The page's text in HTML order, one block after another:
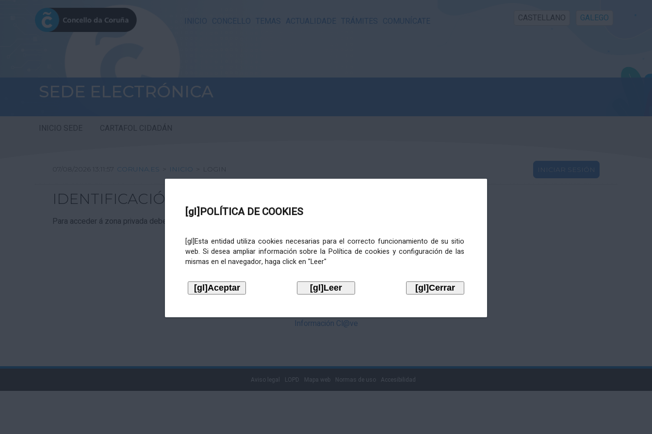
INICIO CONCELLO TEMAS ACTUALIDADE TRÁMITES COMUNÍCATE CASTELLANO GALEGO
SEDE ELECTRÓNICA
INICIO SEDE CARTAFOL CIDADÁN
[gl]POLÍTICA DE COOKIES
[gl]Esta entidad utiliza cookies necesarias para el correcto funcionamiento de su sitio
web. Si desea ampliar información sobre la Política de cookies y configuración de las
mismas en el navegador, haga click en "Leer"
07/08/2026 13:11:57 CORUNA.ES > INICIO > LOGIN INICIAR SESIÓN
IDENTIFICACIÓN
Para acceder á zona privada debe identificarse mediante Cl@ve. Pulse no logotipo
Información Cl@ve
Aviso legal LOPD Mapa web Normas de uso Accesibilidad